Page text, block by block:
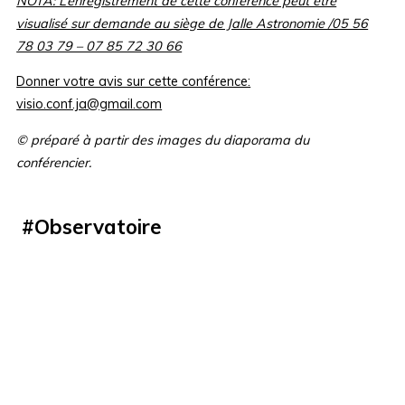
visualisé sur demande au siège de Jalle Astronomie /05 56
78 03 79 – 07 85 72 30 66
Donner votre avis sur cette conférence:
visio.conf.ja@gmail.com
© préparé à partir des images du diaporama du
conférencier.
#Observatoire